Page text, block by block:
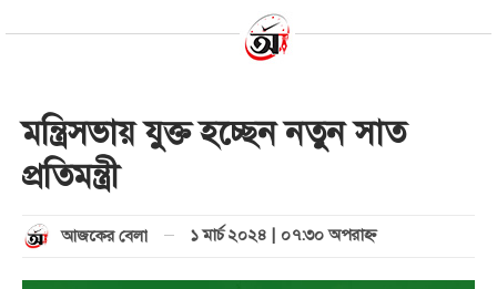
মন্ত্রিসভায় যুক্ত হচ্ছেন নতুন সাত
প্রতিমন্ত্রী
আজকের বেলা ১ মার্চ ২০২৪ | ০৭:৩০ অপরাহ্ণ